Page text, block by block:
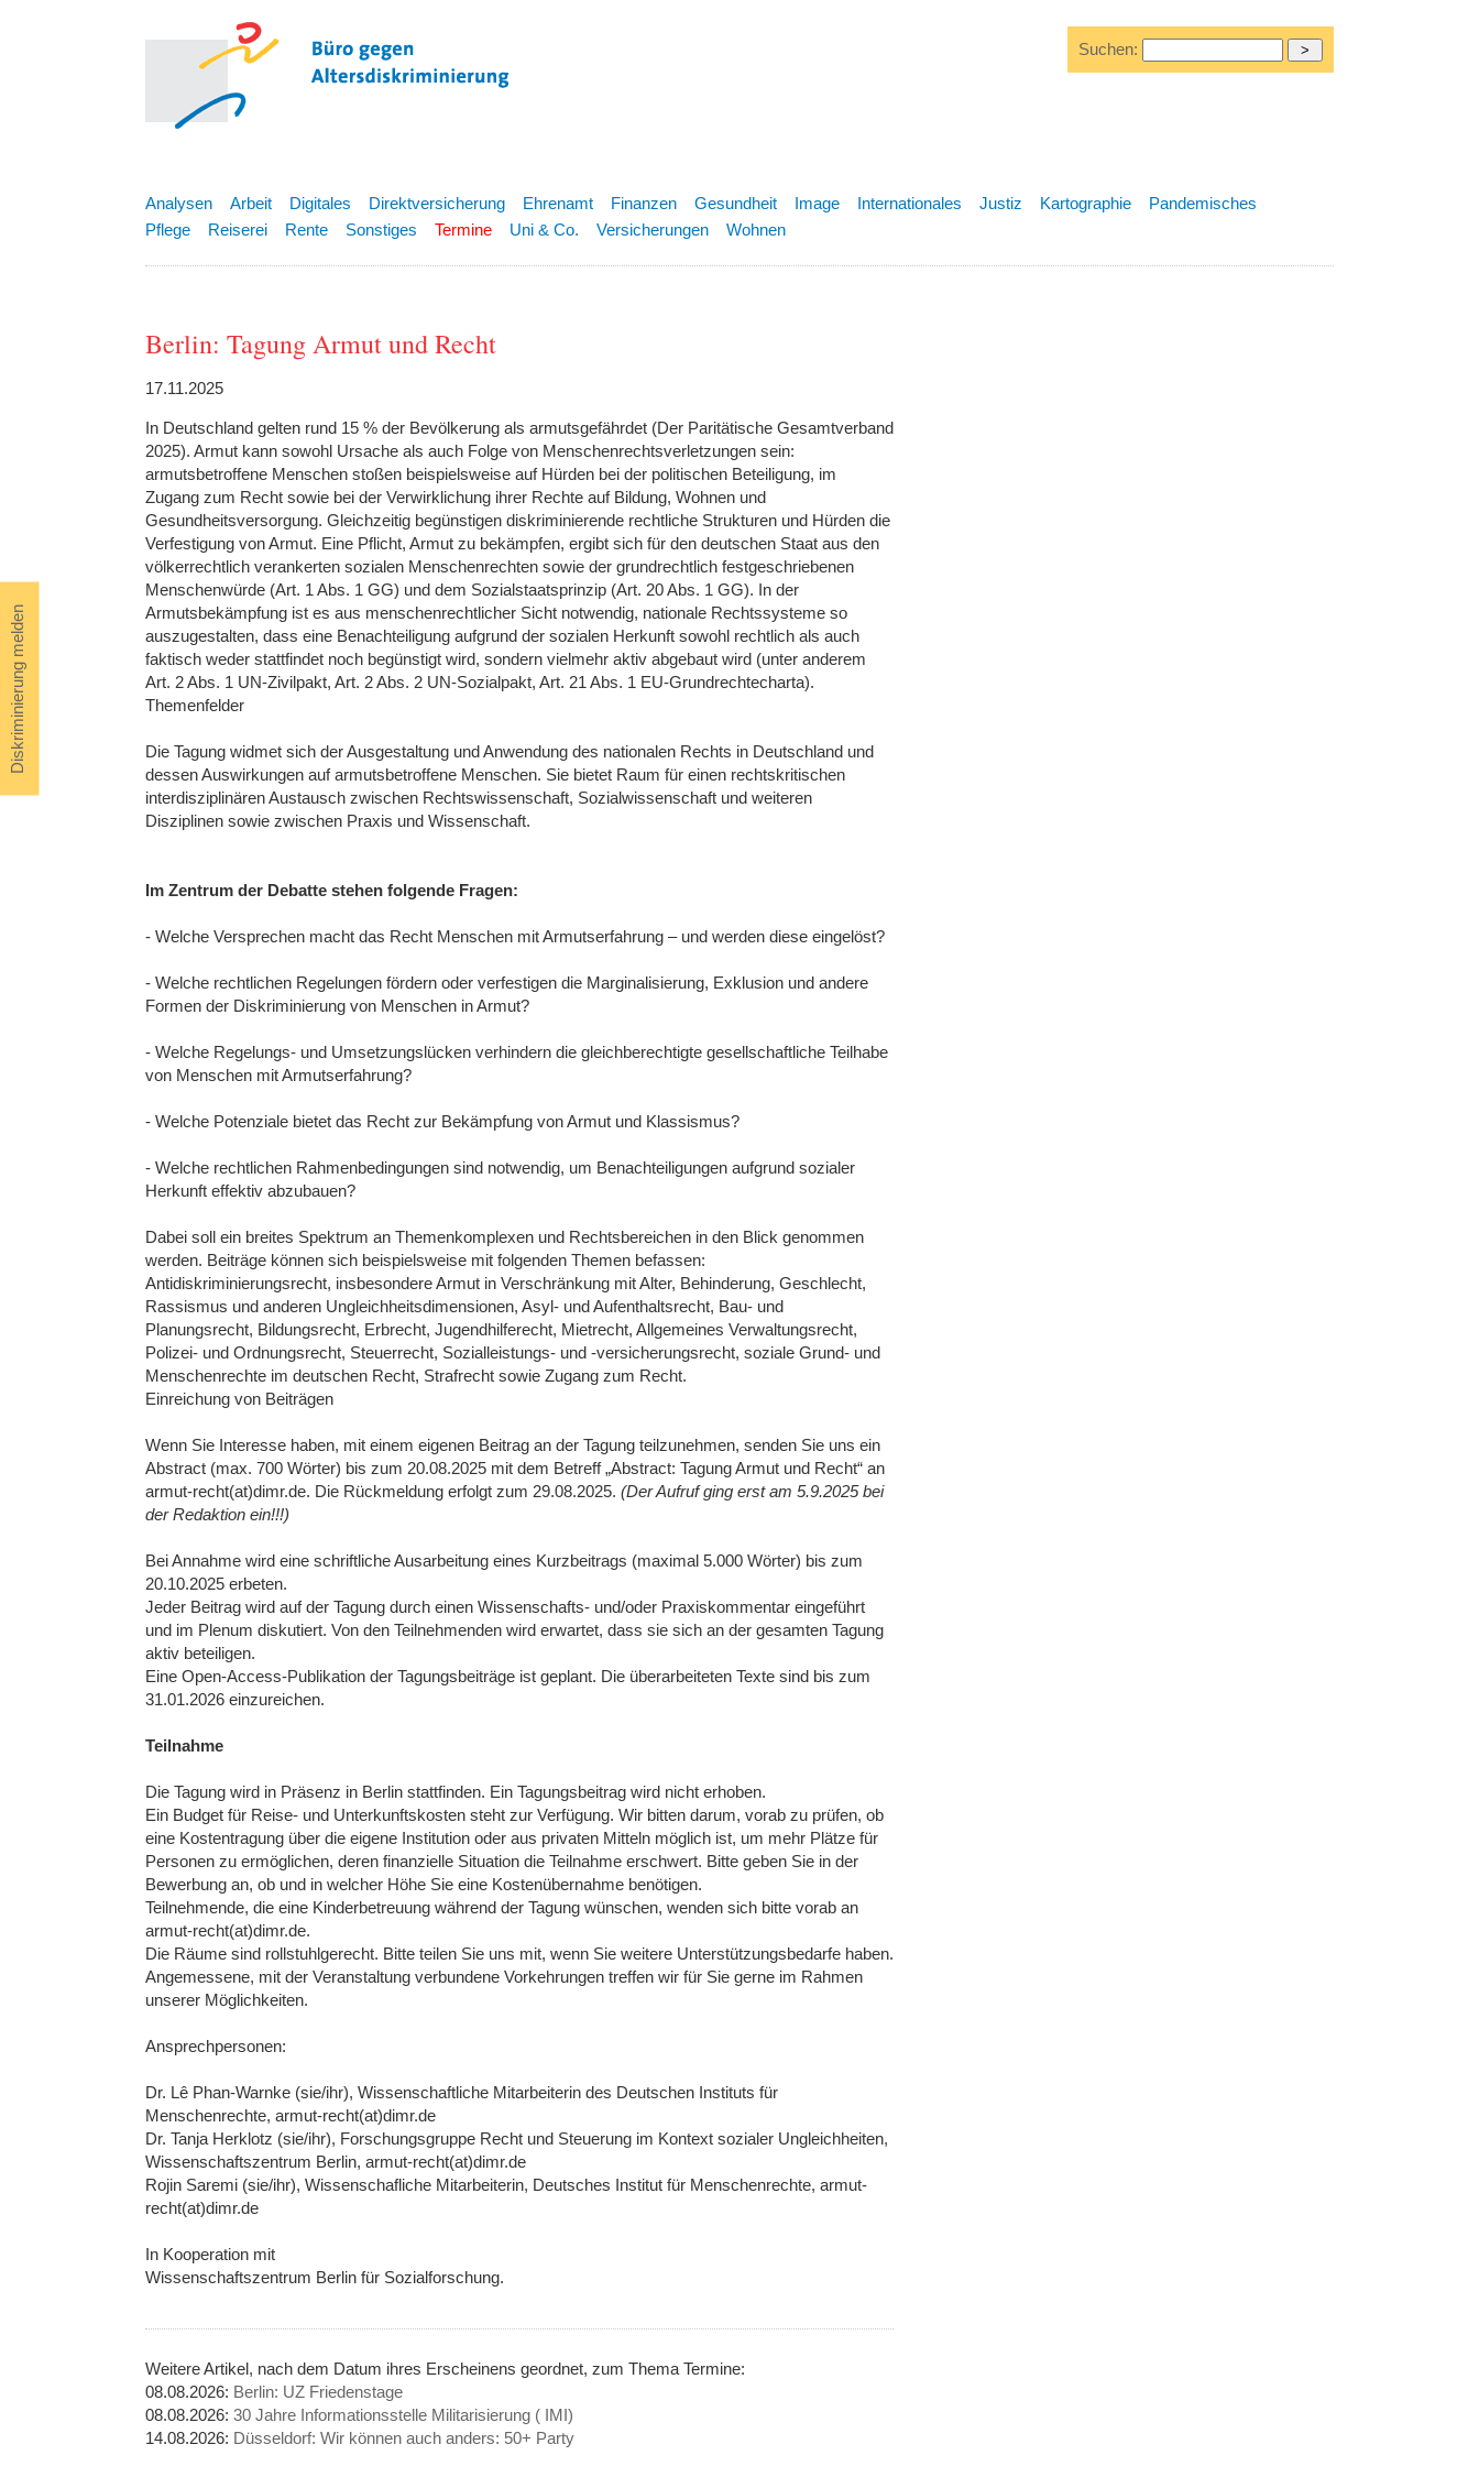
Diskriminierung melden
Suchen:
Analysen Arbeit Digitales Direktversicherung Ehrenamt Finanzen Gesundheit Image Internationales Justiz Kartographie
Pandemisches
Pflege
Reiserei Rente Sonstiges Termine Uni & Co. Versicherungen Wohnen
Berlin: Tagung Armut und Recht
17.11.2025
In Deutschland gelten rund 15 % der Bevölkerung als armutsgefährdet (Der Paritätische Gesamtverband
2025). Armut kann sowohl Ursache als auch Folge von Menschenrechtsverletzungen sein:
armutsbetroffene Menschen stoßen beispielsweise auf Hürden bei der politischen Beteiligung, im
Zugang zum Recht sowie bei der Verwirklichung ihrer Rechte auf Bildung, Wohnen und
Gesundheitsversorgung. Gleichzeitig begünstigen diskriminierende rechtliche Strukturen und Hürden die
Verfestigung von Armut. Eine Pflicht, Armut zu bekämpfen, ergibt sich für den deutschen Staat aus den
völkerrechtlich verankerten sozialen Menschenrechten sowie der grundrechtlich festgeschriebenen
Menschenwürde (Art. 1 Abs. 1 GG) und dem Sozialstaatsprinzip (Art. 20 Abs. 1 GG). In der
Armutsbekämpfung ist es aus menschenrechtlicher Sicht notwendig, nationale Rechtssysteme so
auszugestalten, dass eine Benachteiligung aufgrund der sozialen Herkunft sowohl rechtlich als auch
faktisch weder stattfindet noch begünstigt wird, sondern vielmehr aktiv abgebaut wird (unter anderem
Art. 2 Abs. 1 UN-Zivilpakt, Art. 2 Abs. 2 UN-Sozialpakt, Art. 21 Abs. 1 EU-Grundrechtecharta).
Themenfelder
Die Tagung widmet sich der Ausgestaltung und Anwendung des nationalen Rechts in Deutschland und
dessen Auswirkungen auf armutsbetroffene Menschen. Sie bietet Raum für einen rechtskritischen
interdisziplinären Austausch zwischen Rechtswissenschaft, Sozialwissenschaft und weiteren
Disziplinen sowie zwischen Praxis und Wissenschaft.
Im Zentrum der Debatte stehen folgende Fragen:
- Welche Versprechen macht das Recht Menschen mit Armutserfahrung – und werden diese eingelöst?
- Welche rechtlichen Regelungen fördern oder verfestigen die Marginalisierung, Exklusion und andere
Formen der Diskriminierung von Menschen in Armut?
- Welche Regelungs- und Umsetzungslücken verhindern die gleichberechtigte gesellschaftliche Teilhabe
von Menschen mit Armutserfahrung?
- Welche Potenziale bietet das Recht zur Bekämpfung von Armut und Klassismus?
- Welche rechtlichen Rahmenbedingungen sind notwendig, um Benachteiligungen aufgrund sozialer
Herkunft effektiv abzubauen?
Dabei soll ein breites Spektrum an Themenkomplexen und Rechtsbereichen in den Blick genommen
werden. Beiträge können sich beispielsweise mit folgenden Themen befassen:
Antidiskriminierungsrecht, insbesondere Armut in Verschränkung mit Alter, Behinderung, Geschlecht,
Rassismus und anderen Ungleichheitsdimensionen, Asyl- und Aufenthaltsrecht, Bau- und
Planungsrecht, Bildungsrecht, Erbrecht, Jugendhilferecht, Mietrecht, Allgemeines Verwaltungsrecht,
Polizei- und Ordnungsrecht, Steuerrecht, Sozialleistungs- und -versicherungsrecht, soziale Grund- und
Menschenrechte im deutschen Recht, Strafrecht sowie Zugang zum Recht.
Einreichung von Beiträgen
Wenn Sie Interesse haben, mit einem eigenen Beitrag an der Tagung teilzunehmen, senden Sie uns ein
Abstract (max. 700 Wörter) bis zum 20.08.2025 mit dem Betreff „Abstract: Tagung Armut und Recht“ an
armut-recht(at)dimr.de. Die Rückmeldung erfolgt zum 29.08.2025. (Der Aufruf ging erst am 5.9.2025 bei
der Redaktion ein!!!)
Bei Annahme wird eine schriftliche Ausarbeitung eines Kurzbeitrags (maximal 5.000 Wörter) bis zum
20.10.2025 erbeten.
Jeder Beitrag wird auf der Tagung durch einen Wissenschafts- und/oder Praxiskommentar eingeführt
und im Plenum diskutiert. Von den Teilnehmenden wird erwartet, dass sie sich an der gesamten Tagung
aktiv beteiligen.
Eine Open-Access-Publikation der Tagungsbeiträge ist geplant. Die überarbeiteten Texte sind bis zum
31.01.2026 einzureichen.
Teilnahme
Die Tagung wird in Präsenz in Berlin stattfinden. Ein Tagungsbeitrag wird nicht erhoben.
Ein Budget für Reise- und Unterkunftskosten steht zur Verfügung. Wir bitten darum, vorab zu prüfen, ob
eine Kostentragung über die eigene Institution oder aus privaten Mitteln möglich ist, um mehr Plätze für
Personen zu ermöglichen, deren finanzielle Situation die Teilnahme erschwert. Bitte geben Sie in der
Bewerbung an, ob und in welcher Höhe Sie eine Kostenübernahme benötigen.
Teilnehmende, die eine Kinderbetreuung während der Tagung wünschen, wenden sich bitte vorab an
armut-recht(at)dimr.de.
Die Räume sind rollstuhlgerecht. Bitte teilen Sie uns mit, wenn Sie weitere Unterstützungsbedarfe haben.
Angemessene, mit der Veranstaltung verbundene Vorkehrungen treffen wir für Sie gerne im Rahmen
unserer Möglichkeiten.
Ansprechpersonen:
Dr. Lê Phan-Warnke (sie/ihr), Wissenschaftliche Mitarbeiterin des Deutschen Instituts für
Menschenrechte, armut-recht(at)dimr.de
Dr. Tanja Herklotz (sie/ihr), Forschungsgruppe Recht und Steuerung im Kontext sozialer Ungleichheiten,
Wissenschaftszentrum Berlin, armut-recht(at)dimr.de
Rojin Saremi (sie/ihr), Wissenschafliche Mitarbeiterin, Deutsches Institut für Menschenrechte, armut-
recht(at)dimr.de
In Kooperation mit
Wissenschaftszentrum Berlin für Sozialforschung.
Weitere Artikel, nach dem Datum ihres Erscheinens geordnet, zum Thema Termine:
08.08.2026: Berlin: UZ Friedenstage
08.08.2026: 30 Jahre Informationsstelle Militarisierung ( IMI)
14.08.2026: Düsseldorf: Wir können auch anders: 50+ Party